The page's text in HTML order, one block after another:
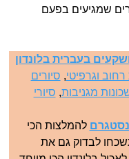
שמגיעים בפעם
בעברית בלונדון
רחוב וגרפיטי, סיורים
מגניבות, סיורי
להמלצות הכי
לבדוק גם את